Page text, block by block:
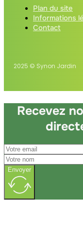
Plan du site
Informations
Contact
2025 © Synon Jardin
Recevez
Envoyer